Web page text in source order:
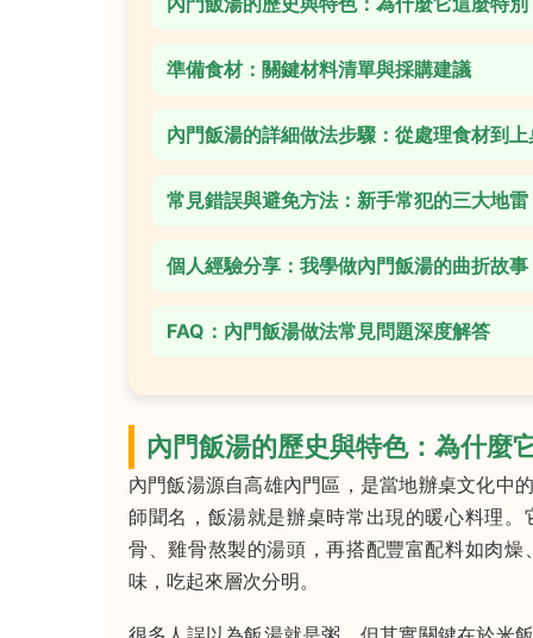
準備食材：關鍵材料清單與採購建議
內門飯湯的詳細做法步驟：從處理食材到上
常見錯誤與避免方法：新手常犯的三大地雷
個人經驗分享：我學做內門飯湯的曲折故事
FAQ：內門飯湯做法常見問題深度解答
內門飯湯的歷史與特色：為什麼
內門飯湯源自高雄內門區，是當地辦桌文化中
師聞名，飯湯就是辦桌時常出現的暖心料理
骨、雞骨熬製的湯頭，再搭配豐富配料如肉
味，吃起來層次分明。